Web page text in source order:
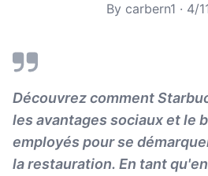
By carbern1 · 4/
Découvrez comment
les avantages sociaux et le
employés pour se
la restauration. En tant